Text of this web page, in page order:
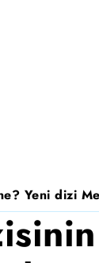
Yeni dizi